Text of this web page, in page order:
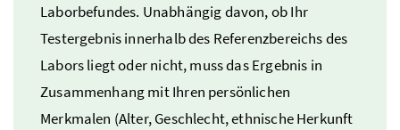
Laborbefundes. Unabhängig davon, ob Ihr
Testergebnis innerhalb des Referenzbereichs des
Labors liegt oder nicht, muss das Ergebnis in
Zusammenhang mit Ihren persönlichen
Merkmalen (Alter, Geschlecht, ethnische Herkunft